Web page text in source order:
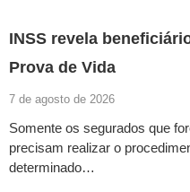
INSS revela
Prova de Vida
7 de agosto de 2026
Somente os segurados que
precisam realizar o
determinado…